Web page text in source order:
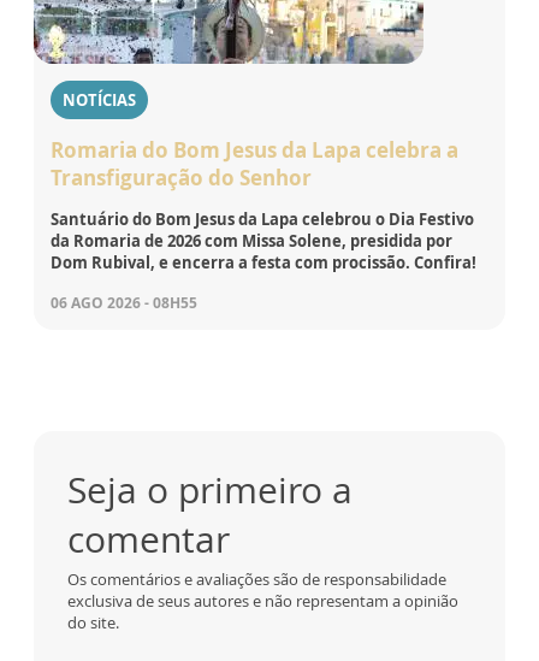
NOTÍCIAS
Romaria do Bom Jesus da Lapa celebra a
Transfiguração do Senhor
Santuário do Bom Jesus da Lapa celebrou o Dia Festivo
da Romaria de 2026 com Missa Solene, presidida por
Dom Rubival, e encerra a festa com procissão. Confira!
06 AGO 2026 - 08H55
Seja o primeiro a
comentar
Os comentários e avaliações são de responsabilidade
exclusiva de seus autores e não representam a opinião
do site.